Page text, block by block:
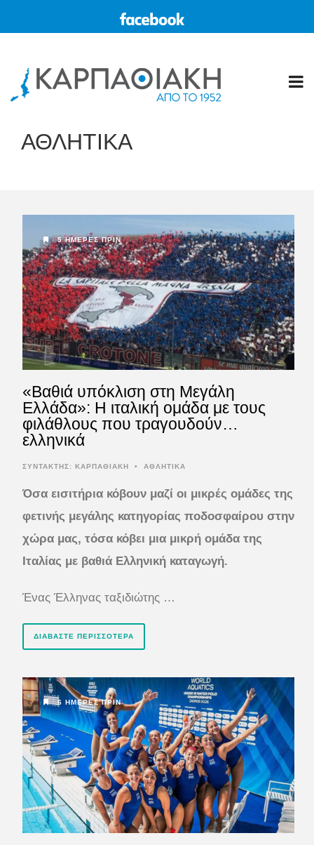
ΑΘΛΗΤΙΚΑ
5 ΗΜΈΡΕΣ ΠΡΙΝ
«Βαθιά υπόκλιση στη Μεγάλη
Ελλάδα»: Η ιταλική ομάδα με τους
φιλάθλους που τραγουδούν…
ελληνικά
ΣΥΝΤΆΚΤΗΣ: ΚΑΡΠΑΘΙΑΚΗ • ΑΘΛΗΤΙΚΑ
Όσα εισιτήρια κόβουν μαζί οι μικρές ομάδες της
φετινής μεγάλης κατηγορίας ποδοσφαίρου στην
χώρα μας, τόσα κόβει μια μικρή ομάδα της
Ιταλίας με βαθιά Ελληνική καταγωγή.
Ένας Έλληνας ταξιδιώτης …
ΔΙΑΒΆΣΤΕ ΠΕΡΙΣΣΌΤΕΡΑ
6 ΗΜΈΡΕΣ ΠΡΙΝ